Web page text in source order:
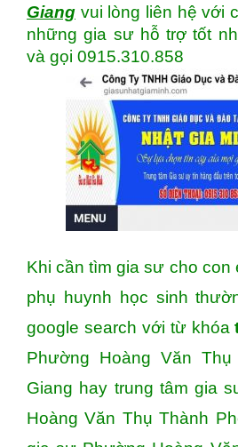
Giang vui lòng liên hệ với
những gia sư hỗ trợ tốt
và gọi 0915.310.858
Khi cần tìm gia sư cho con
phụ huynh học sinh
google search với từ khóa
Phường Hoàng Văn
Giang hay trung tâm gia
Hoàng Văn Thụ Thành